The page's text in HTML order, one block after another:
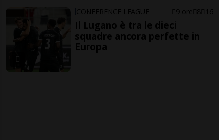
CONFERENCE LEAGUE 9 ore 8 16
Il Lugano è tra le dieci
squadre ancora perfette in
Europa